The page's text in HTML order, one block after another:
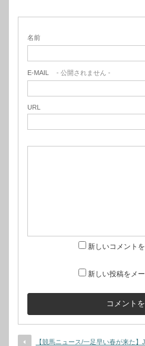
名前
E-MAIL - 公開されません -
URL
新しいコメント
新しい投稿をメ
【競馬ニュース/一足早い春が来た